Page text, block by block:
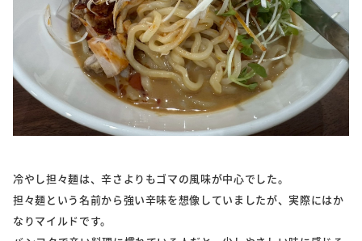
冷やし担々麺は、辛さよりもゴマの風味が中心でした。
担々麺という名前から強い辛味を想像していましたが、実際にはか
なりマイルドです。